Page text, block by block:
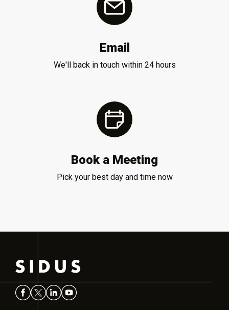
Email
We'll back in touch within 24 hours
Book a Meeting
Pick your best day and time now